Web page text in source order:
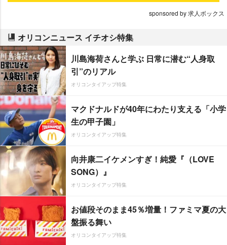
sponsored by 求人ボックス
オリコンニュース イチオシ特集
川島海荷さんと学ぶ 日常に潜む“人身取
引”のリアル
オリコンタイアップ特集
マクドナルドが40年にわたり支える「小学
生の甲子園」
オリコンタイアップ特集
向井康二イケメンすぎ！純愛『（LOVE
SONG）』
オリコンタイアップ特集
お値段そのまま45％増量！ファミマ夏の大
盤振る舞い
オリコンタイアップ特集